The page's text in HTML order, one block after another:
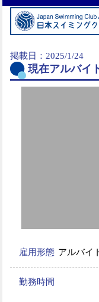
掲載日：2025/1/24
現在アルバイ
雇用形態 アルバイ
勤務時間